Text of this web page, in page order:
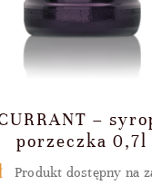
–
porzeczka 0,7l
Produkt dostępny na